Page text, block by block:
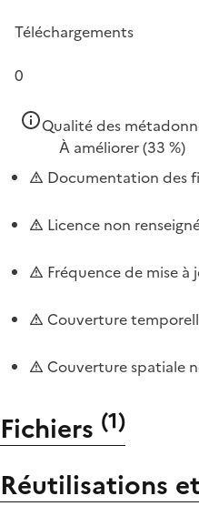
Téléchargements
0
Qualité des
À améliorer(33 %)
Documentation des
Licence non
Fréquence de mise à
Couverture
Couverture spatiale
Fichiers (1)
Réutilisations